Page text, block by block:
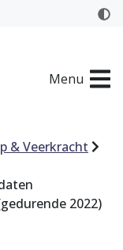
Menu
& Veerkracht
2022)